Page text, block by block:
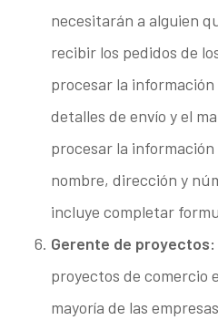
necesitarán a alguien
recibir los pedidos de
procesar la
detalles de envío y el
procesar la
nombre, dirección y
incluye completar
Gerente de proyectos:
proyectos de comercio
mayoría de las